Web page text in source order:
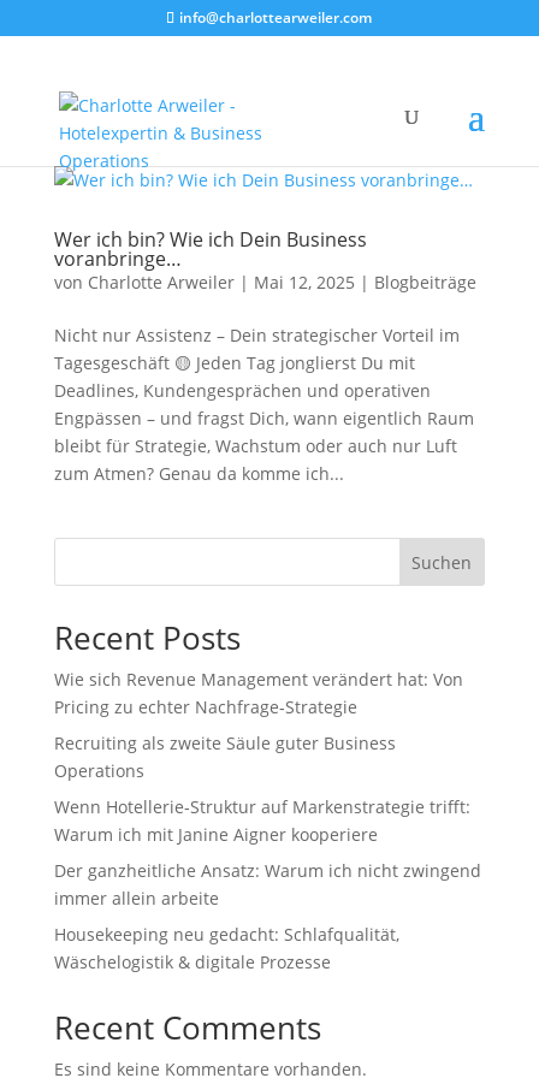
info@charlottearweiler.com
Wer ich bin? Wie ich Dein Business
voranbringe…
von Charlotte Arweiler| Mai 12, 2025 | Blogbeiträge
Nicht nur Assistenz – Dein strategischer Vorteil im
Tagesgeschäft 🟡 Jeden Tag jonglierst Du mit
Deadlines, Kundengesprächen und operativen
Engpässen – und fragst Dich, wann eigentlich Raum
bleibt für Strategie, Wachstum oder auch nur Luft
zum Atmen? Genau da komme ich...
Suchen
Recent Posts
Wie sich Revenue Management verändert hat: Von
Pricing zu echter Nachfrage‑Strategie
Recruiting als zweite Säule guter Business
Operations
Wenn Hotellerie‑Struktur auf Markenstrategie trifft:
Warum ich mit Janine Aigner kooperiere
Der ganzheitliche Ansatz: Warum ich nicht zwingend
immer allein arbeite
Housekeeping neu gedacht: Schlafqualität,
Wäschelogistik & digitale Prozesse
Recent Comments
Es sind keine Kommentare vorhanden.